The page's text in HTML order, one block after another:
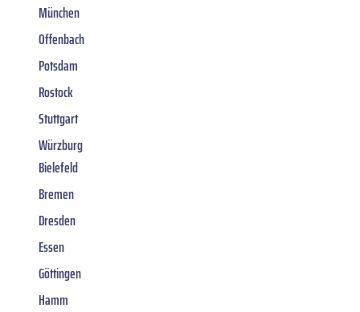
München
Offenbach
Potsdam
Rostock
Stuttgart
Würzburg
Bielefeld
Bremen
Dresden
Essen
Göttingen
Hamm